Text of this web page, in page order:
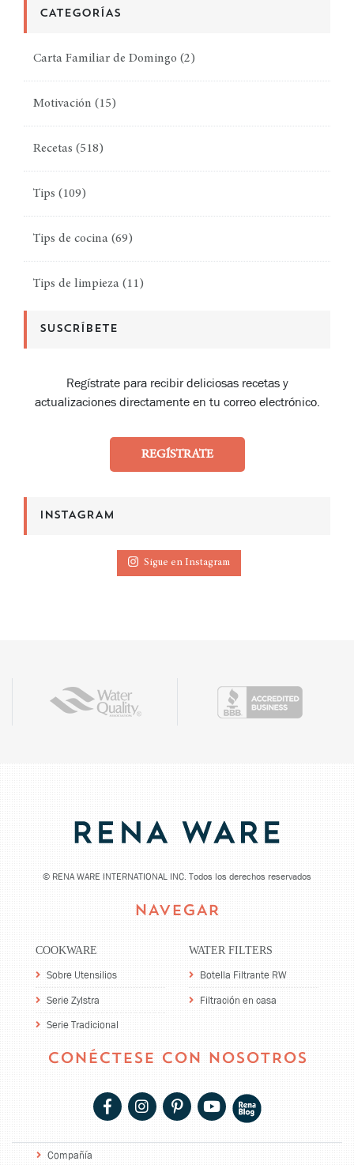
CATEGORÍAS
Carta Familiar de Domingo (2)
Motivación (15)
Recetas (518)
Tips (109)
Tips de cocina (69)
Tips de limpieza (11)
SUSCRÍBETE
Regístrate para recibir deliciosas recetas y
actualizaciones directamente en tu correo electrónico.
REGÍSTRATE
INSTAGRAM
Sigue en Instagram
© RENA WARE INTERNATIONAL INC. Todos los derechos reservados
NAVEGAR
COOKWARE
Sobre Utensilios
Serie Zylstra
Serie Tradicional
WATER FILTERS
Botella Filtrante RW
Filtración en casa
CONÉCTESE CON NOSOTROS
Compañía